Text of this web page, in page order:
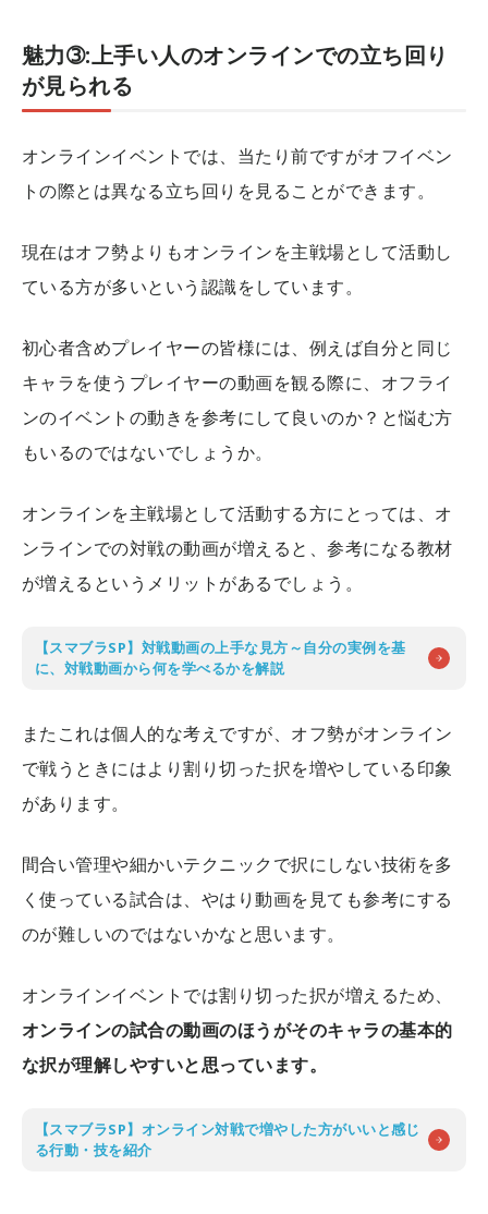
魅力➂:上手い人のオンラインでの立ち回り
が見られる
オンラインイベントでは、当たり前ですがオフイベン
トの際とは異なる立ち回りを見ることができます。
現在はオフ勢よりもオンラインを主戦場として活動し
ている方が多いという認識をしています。
初心者含めプレイヤーの皆様には、例えば自分と同じ
キャラを使うプレイヤーの動画を観る際に、オフライ
ンのイベントの動きを参考にして良いのか？と悩む方
もいるのではないでしょうか。
オンラインを主戦場として活動する方にとっては、オ
ンラインでの対戦の動画が増えると、参考になる教材
が増えるというメリットがあるでしょう。
【スマブラSP】対戦動画の上手な見方～自分の実例を基
に、対戦動画から何を学べるかを解説
またこれは個人的な考えですが、オフ勢がオンライン
で戦うときにはより割り切った択を増やしている印象
があります。
間合い管理や細かいテクニックで択にしない技術を多
く使っている試合は、やはり動画を見ても参考にする
のが難しいのではないかなと思います。
オンラインイベントでは割り切った択が増えるため、
オンラインの試合の動画のほうがそのキャラの基本的
な択が理解しやすいと思っています。
【スマブラSP】オンライン対戦で増やした方がいいと感じ
る行動・技を紹介